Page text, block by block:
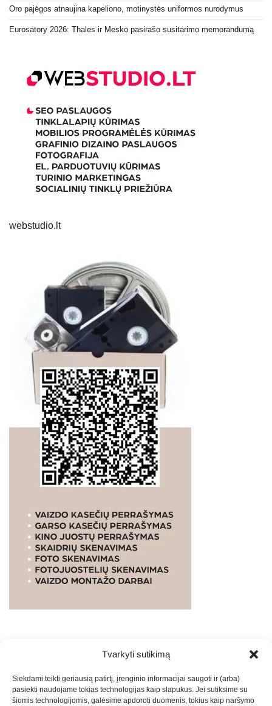
Tvarkyti sutikimą
Siekdami teikti geriausią patirtį, įrenginio informacijai saugoti ir (arba)
pasiekti naudojame tokias technologijas kaip slapukus. Jei sutiksime su
šiomis technologijomis, galėsime apdoroti duomenis, tokius kaip naršymo
Oro pajėgos atnaujina kapeliono, motinystės uniformos nurodymus
Eurosatory 2026: Thales ir Mesko pasirašo susitarimo memorandumą
webstudio.lt
PASLAUGOS. SEO tekstų rašymas, turinio kūrimas,
straipsnių rašymas ir talpinimas į mūsų valdomas